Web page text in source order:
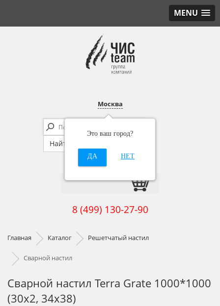
MENU
Москва
Это ваш город?
ДА НЕТ
8 (499) 130-27-90
Главная Каталог Решетчатый настил
Сварной настил
Сварной настил Terra Grate 1000*1000
(30х2, 34х38)